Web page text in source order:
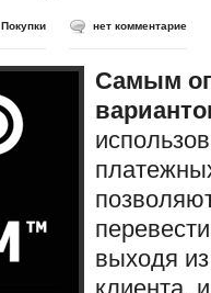
Покупки нет комментарие
Самым
выходя